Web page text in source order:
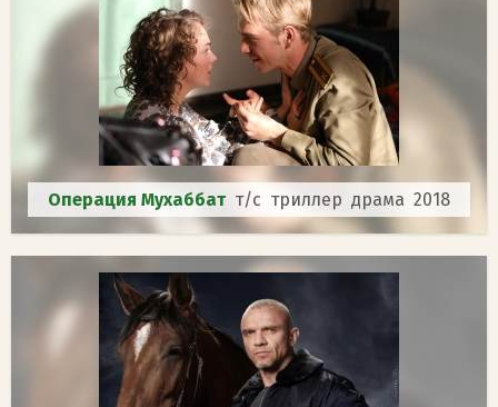
Операция Мухаббат т/с триллер драма 2018